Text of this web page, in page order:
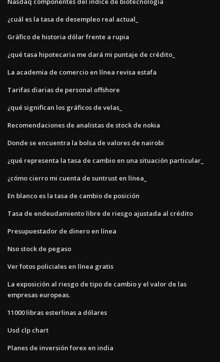
¿cuál es la tasa de desempleo real actual_
Gráfico de historia dólar frente a rupia
¿qué tasa hipotecaria me dará mi puntaje de crédito_
La academia de comercio en línea revisa estafa
Tarifas diarias de personal offshore
¿qué significan los gráficos de velas_
Recomendaciones de analistas de stock de nokia
Donde se encuentra la bolsa de valores de nairobi
¿qué representa la tasa de cambio en una situación particular_
¿cómo cierro mi cuenta de suntrust en línea_
En blanco es la tasa de cambio de posición
Tasa de endeudamiento libre de riesgo ajustada al crédito
Presupuestador de dinero en línea
Nso stock de pegaso
Ver fotos policiales en línea gratis
La exposición al riesgo de tipo de cambio y el valor de las
empresas europeas.
11000 libras esterlinas a dólares
Usd clp chart
Planes de inversión forex en india